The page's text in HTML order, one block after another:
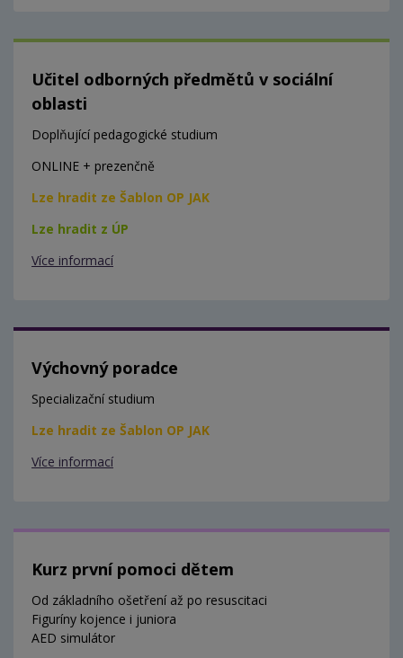
Učitel odborných předmětů v sociální
oblasti
Doplňující pedagogické studium
ONLINE + prezenčně
Lze hradit ze Šablon OP JAK
Lze hradit z ÚP
Více informací
Výchovný poradce
Specializační studium
Lze hradit ze Šablon OP JAK
Více informací
Kurz první pomoci dětem
Od základního ošetření až po resuscitaci
Figuríny kojence i juniora
AED simulátor